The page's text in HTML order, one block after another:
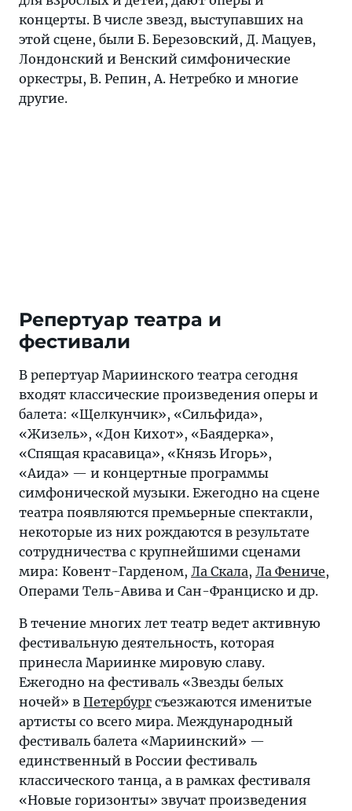
концерты. В числе звезд, выступавших на
этой сцене, были Б. Березовский, Д. Мацуев,
Лондонский и Венский симфонические
оркестры, В. Репин, А. Нетребко и многие
другие.
Репертуар театра и
фестивали
В репертуар Мариинского театра сегодня
входят классические произведения оперы и
балета: «Щелкунчик», «Сильфида»,
«Жизель», «Дон Кихот», «Баядерка»,
«Спящая красавица», «Князь Игорь»,
«Аида» — и концертные программы
симфонической музыки. Ежегодно на сцене
театра появляются премьерные спектакли,
некоторые из них рождаются в результате
сотрудничества с крупнейшими сценами
мира: Ковент-Гарденом, Ла Скала, Ла Фениче,
Операми Тель-Авива и Сан-Франциско и др.
В течение многих лет театр ведет активную
фестивальную деятельность, которая
принесла Мариинке мировую славу.
Ежегодно на фестиваль «Звезды белых
ночей» в Петербург съезжаются именитые
артисты со всего мира. Международный
фестиваль балета «Мариинский» —
единственный в России фестиваль
классического танца, а в рамках фестиваля
«Новые горизонты» звучат произведения